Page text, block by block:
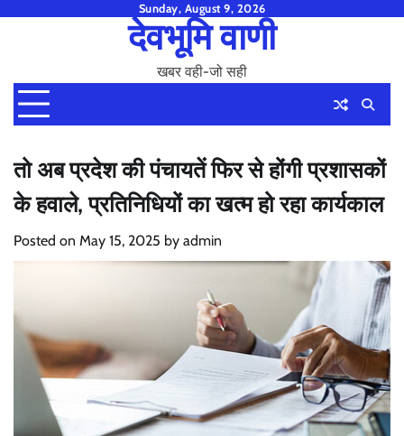
Sunday, August 9, 2026
देवभूमि वाणी
खबर वही-जो सही
तो अब प्रदेश की पंचायतें फिर से होंगी प्रशासकों
के हवाले, प्रतिनिधियों का खत्म हो रहा कार्यकाल
Posted on May 15, 2025 by admin